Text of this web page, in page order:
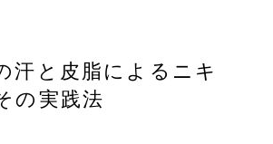
汗と皮脂によるニキ
の実践法